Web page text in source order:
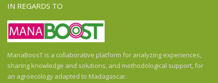
IN REGARDS TO
ManaBoosT is a collaborative platform for analyzing experiences,
sharing knowledge and solutions, and methodological support, for
an agroecology adapted to Madagascar.